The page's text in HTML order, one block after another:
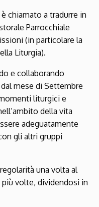
chiamato a tradurre in
Parrocchiale
(in particolare la
Liturgia).
e collaborando
mese di Settembre
liturgici e
della vita
adeguatamente
gli altri gruppi
una volta al
volte, dividendosi in